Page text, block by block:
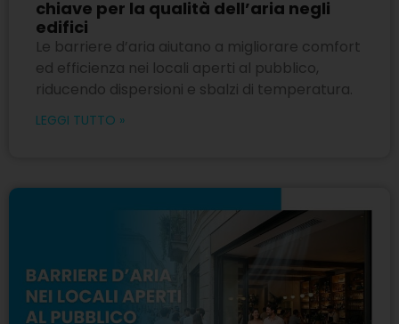
chiave per la qualità dell’aria negli
edifici
Le barriere d’aria aiutano a migliorare comfort
ed efficienza nei locali aperti al pubblico,
riducendo dispersioni e sbalzi di temperatura.
LEGGI TUTTO »